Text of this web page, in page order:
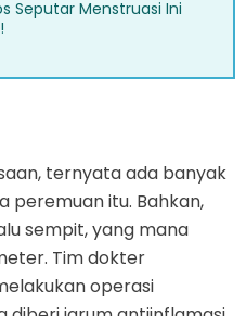
Seputar Menstruasi Ini
ternyata ada banyak
peremuan itu. Bahkan,
sempit, yang mana
Tim dokter
operasi